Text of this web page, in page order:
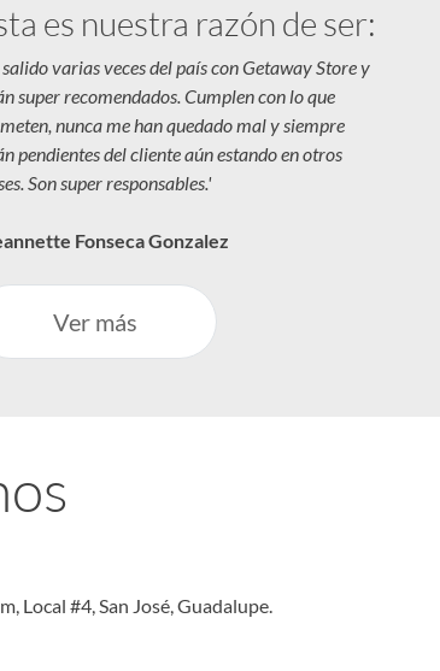
es nuestra razón de ser:
varias veces del país con Getaway Store y
super recomendados. Cumplen con lo que
nunca me han quedado mal y siempre
pendientes del cliente aún estando en otros
Son super responsables.'
Fonseca Gonzalez
Ver más
Local #4, San José, Guadalupe.